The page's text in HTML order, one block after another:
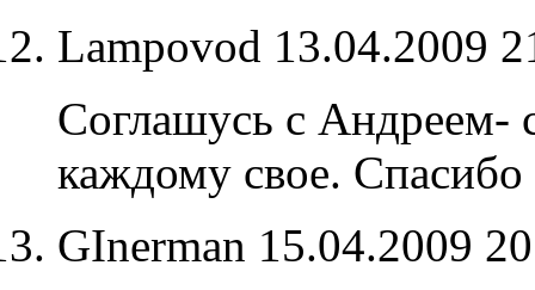
Lampovod 13.04.2009
Соглашусь с Андреем-
каждому свое.
GInerman 15.04.2009